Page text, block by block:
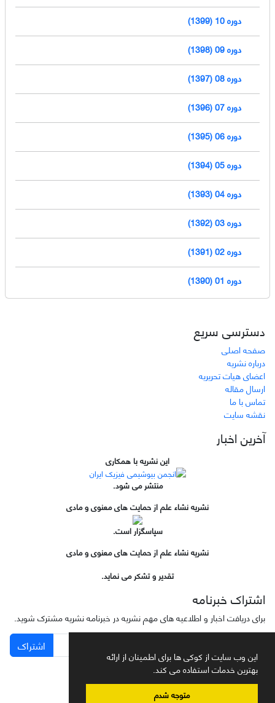
این وب سایت از کوکی ها برای اطمینان از ارائه
بهترین خدمات استفاده می کند.
متوجه شدم
دوره 10 (1399)
دوره 09 (1398)
دوره 08 (1397)
دوره 07 (1396)
دوره 06 (1395)
دوره 05 (1394)
دوره 04 (1393)
دوره 03 (1392)
دوره 02 (1391)
دوره 01 (1390)
دسترسی سریع
صفحه اصلی
درباره نشریه
اعضای هیات تحریریه
ارسال مقاله
تماس با ما
نقشه سایت
آخرین اخبار
این نشریه با همکاری
منتشر می شود.
نشریه نشاء علم از حمایت های معنوی و مادی
سپاسگزار است.
نشریه نشاء علم از حمایت های معنوی و مادی
تقدیر و تشکر می نماید.
اشتراک خبرنامه
برای دریافت اخبار و اطلاعیه های مهم نشریه در خبرنامه نشریه مشترک شوید.
اشتراک